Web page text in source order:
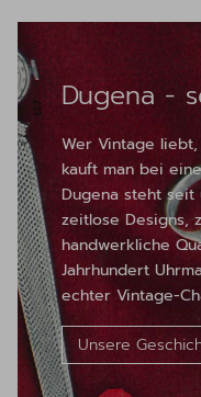
Dugena -
Wer Vintage
kauft man bei
Dugena steht seit
zeitlose Designs,
handwerkliche
Jahrhundert
echter Vintage-
Unsere